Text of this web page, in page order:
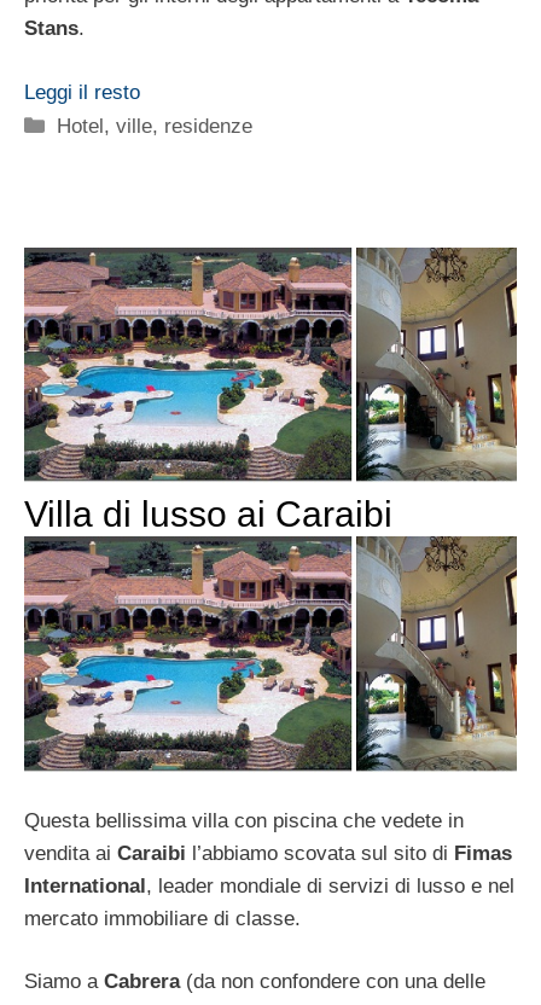
Stans.
Leggi il resto
Categorie
Hotel, ville, residenze
Villa di lusso ai Caraibi
Questa bellissima villa con piscina che vedete in
vendita ai Caraibi l’abbiamo scovata sul sito di Fimas
International, leader mondiale di servizi di lusso e nel
mercato immobiliare di classe.
Siamo a Cabrera(da non confondere con una delle